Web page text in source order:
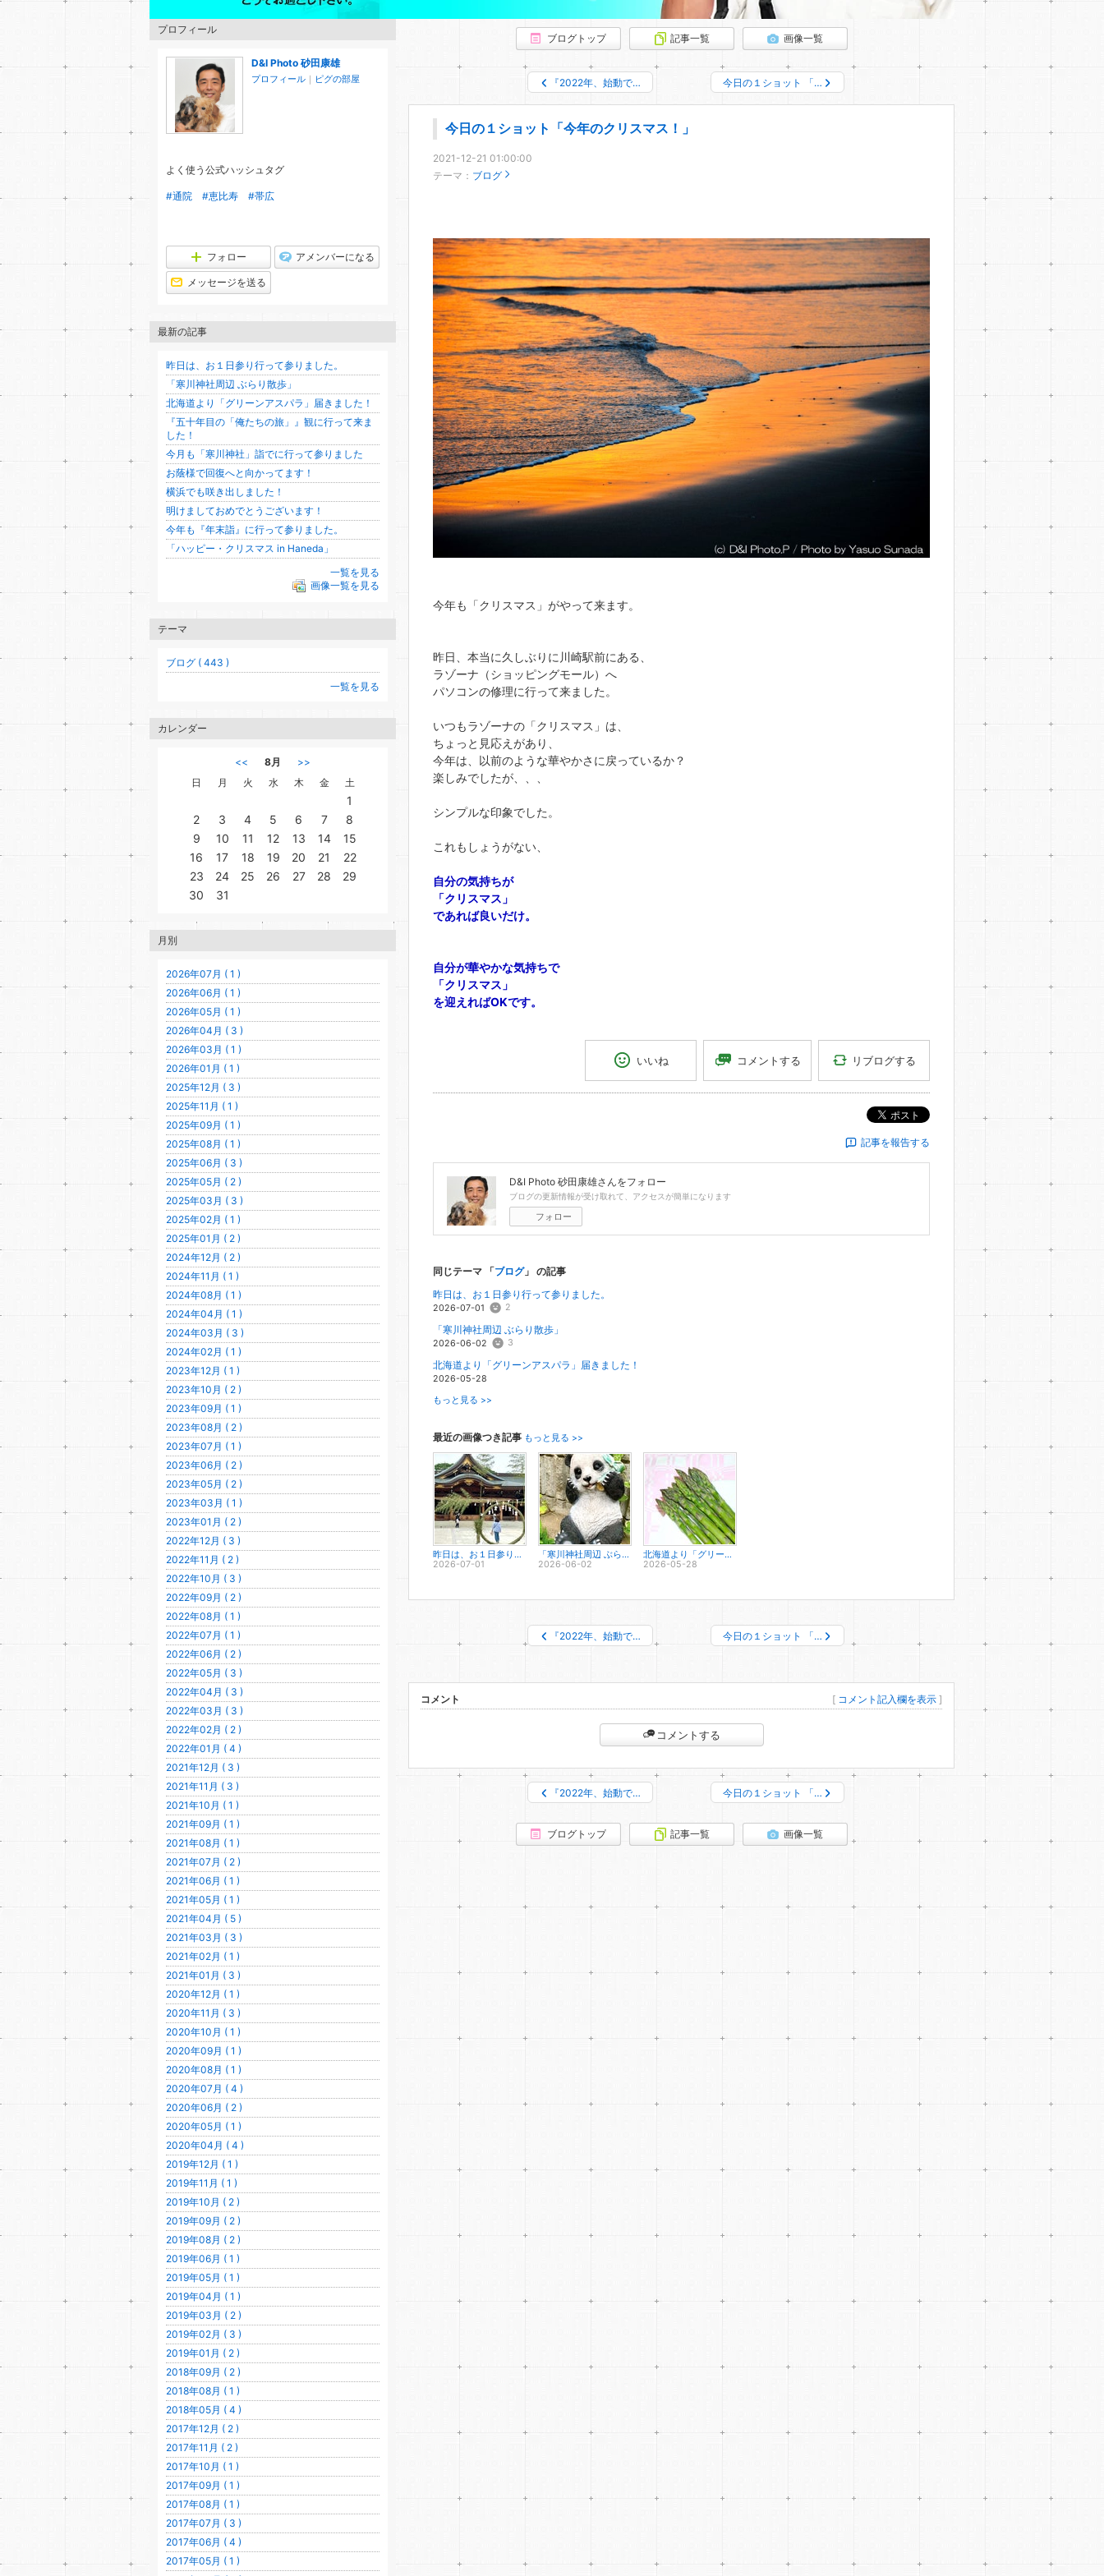
ブログトップ 記事一覧 画像一覧
『2022年、始動で… 今日の１ショット 「…
今日の１ショット「今年のクリスマス！」
2021-12-21 01:00:00
テーマ： ブログ
今年も「クリスマス」がやって来ます。
昨日、本当に久しぶりに川崎駅前にある、
ラゾーナ（ショッピングモール）へ
パソコンの修理に行って来ました。
いつもラゾーナの「クリスマス」は、
ちょっと見応えがあり、
今年は、以前のような華やかさに戻っているか？
楽しみでしたが、、、
シンプルな印象でした。
これもしょうがない、
自分の気持ちが
「クリスマス」
であれば良いだけ。
自分が華やかな気持ちで
「クリスマス」
を迎えればOKです。
いいね コメントする リブログする
ポスト
記事を報告する
D&I Photo 砂田康雄さんをフォロー
ブログの更新情報が受け取れて、アクセスが簡単になります
フォロー
同じテーマ 「ブログ」 の記事
昨日は、お１日参り行って参りました。
2026-07-01 2
「寒川神社周辺 ぶらり散歩」
2026-06-02 3
北海道より「グリーンアスパラ」届きました！
2026-05-28
もっと見る >>
最近の画像つき記事 もっと見る >>
昨日は、お１日参り行って参りました。
2026-07-01
「寒川神社周辺 ぶらり散歩」
2026-06-02
北海道より「グリーンアスパラ」届きました！
2026-05-28
『2022年、始動で… 今日の１ショット 「…
[ コメント記入欄を表示 ]
コメント
コメントする
『2022年、始動で… 今日の１ショット 「…
ブログトップ 記事一覧 画像一覧
プロフィール
D&I Photo 砂田康雄
プロフィール ｜ ピグの部屋
よく使う公式ハッシュタグ
#通院 #恵比寿 #帯広
フォロー アメンバーになる
メッセージを送る
最新の記事
昨日は、お１日参り行って参りました。
「寒川神社周辺 ぶらり散歩」
北海道より「グリーンアスパラ」届きました！
『五十年目の「俺たちの旅」』観に行って来ま
した！
今月も「寒川神社」詣でに行って参りました
お蔭様で回復へと向かってます！
横浜でも咲き出しました！
明けましておめでとうございます！
今年も『年末詣』に行って参りました。
「ハッピー・クリスマス in Haneda」
一覧を見る
画像一覧を見る
テーマ
ブログ ( 443 )
一覧を見る
カレンダー
<< 8月
>>
日
月 火 水 木 金 土
1
2
3 4 5 6 7
8
9
10 11 12 13 14
15
16
17 18 19 20 21
22
23
24 25 26 27 28
29
30
31
月別
2026年07月 ( 1 )
2026年06月 ( 1 )
2026年05月 ( 1 )
2026年04月 ( 3 )
2026年03月 ( 1 )
2026年01月 ( 1 )
2025年12月 ( 3 )
2025年11月 ( 1 )
2025年09月 ( 1 )
2025年08月 ( 1 )
2025年06月 ( 3 )
2025年05月 ( 2 )
2025年03月 ( 3 )
2025年02月 ( 1 )
2025年01月 ( 2 )
2024年12月 ( 2 )
2024年11月 ( 1 )
2024年08月 ( 1 )
2024年04月 ( 1 )
2024年03月 ( 3 )
2024年02月 ( 1 )
2023年12月 ( 1 )
2023年10月 ( 2 )
2023年09月 ( 1 )
2023年08月 ( 2 )
2023年07月 ( 1 )
2023年06月 ( 2 )
2023年05月 ( 2 )
2023年03月 ( 1 )
2023年01月 ( 2 )
2022年12月 ( 3 )
2022年11月 ( 2 )
2022年10月 ( 3 )
2022年09月 ( 2 )
2022年08月 ( 1 )
2022年07月 ( 1 )
2022年06月 ( 2 )
2022年05月 ( 3 )
2022年04月 ( 3 )
2022年03月 ( 3 )
2022年02月 ( 2 )
2022年01月 ( 4 )
2021年12月 ( 3 )
2021年11月 ( 3 )
2021年10月 ( 1 )
2021年09月 ( 1 )
2021年08月 ( 1 )
2021年07月 ( 2 )
2021年06月 ( 1 )
2021年05月 ( 1 )
2021年04月 ( 5 )
2021年03月 ( 3 )
2021年02月 ( 1 )
2021年01月 ( 3 )
2020年12月 ( 1 )
2020年11月 ( 3 )
2020年10月 ( 1 )
2020年09月 ( 1 )
2020年08月 ( 1 )
2020年07月 ( 4 )
2020年06月 ( 2 )
2020年05月 ( 1 )
2020年04月 ( 4 )
2019年12月 ( 1 )
2019年11月 ( 1 )
2019年10月 ( 2 )
2019年09月 ( 2 )
2019年08月 ( 2 )
2019年06月 ( 1 )
2019年05月 ( 1 )
2019年04月 ( 1 )
2019年03月 ( 2 )
2019年02月 ( 3 )
2019年01月 ( 2 )
2018年09月 ( 2 )
2018年08月 ( 1 )
2018年05月 ( 4 )
2017年12月 ( 2 )
2017年11月 ( 2 )
2017年10月 ( 1 )
2017年09月 ( 1 )
2017年08月 ( 1 )
2017年07月 ( 3 )
2017年06月 ( 4 )
2017年05月 ( 1 )